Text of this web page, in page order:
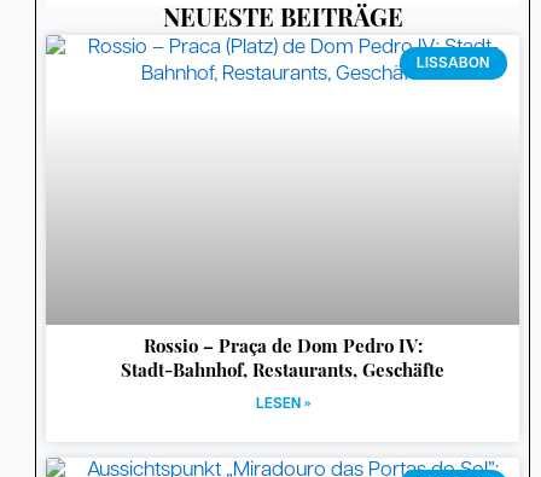
NEUESTE BEITRÄGE
LISSABON
Rossio – Praça de Dom Pedro IV:
Stadt-Bahnhof, Restaurants, Geschäfte
LESEN »
Seite
SeiteSeiteSeiteSeiteSeiteSeiteSeiteSeiteSeiteSeiteSeiteSeiteSeiteSeite
SeiteSeiteSeiteSeiteSeiteSeiteSeiteSeite SeiteSeiteSeiteSeite
SeiteSeite